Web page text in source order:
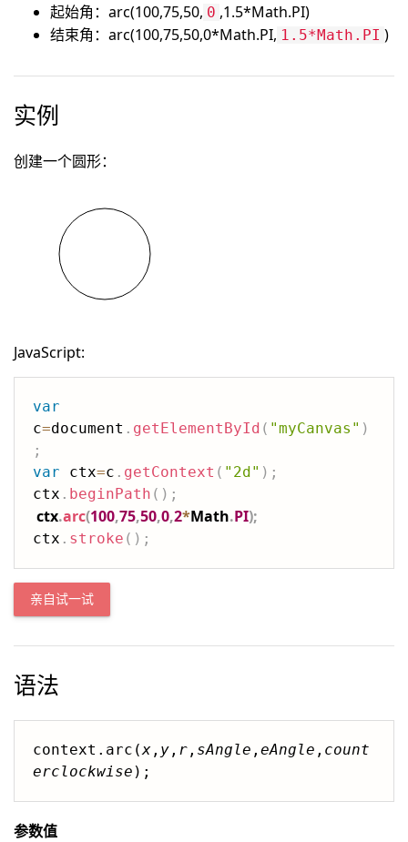
起始角：arc(100,75,50, 0 ,1.5*Math.PI)
结束角：arc(100,75,50,0*Math.PI, 1.5*Math.PI )
实例
创建一个圆形：
JavaScript:
var
c=document . getElementById ( "myCanvas" )
;
var ctx=c . getContext ( "2d" ) ;
ctx . beginPath ( ) ;
ctx.arc(100,75,50,0,2*Math.PI);
ctx . stroke ( ) ;
亲自试一试
语法
context.arc(x , y , r , sAngle , eAngle , count
erclockwise );
参数值